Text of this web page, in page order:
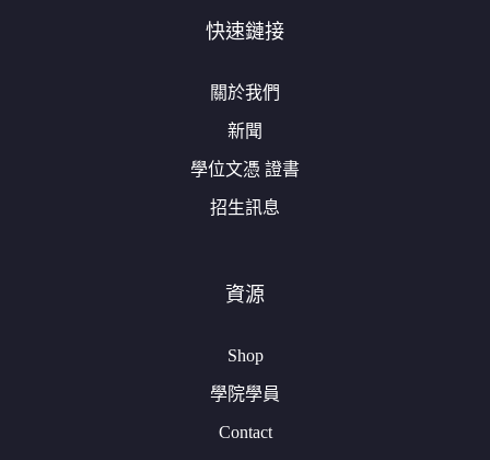
快速鏈接
關於我們
新聞
學位文憑 證書
招生訊息
資源
Shop
學院學員
Contact